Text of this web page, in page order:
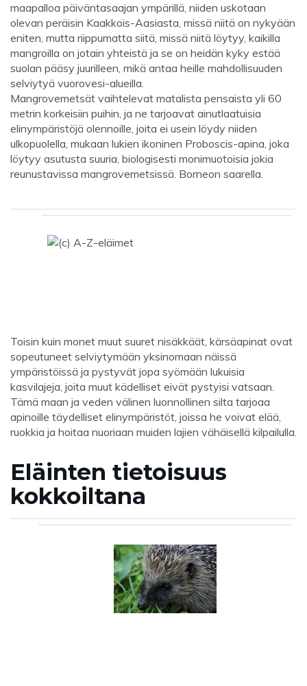
maapalloa päiväntasaajan ympärillä, niiden uskotaan
olevan peräisin Kaakkois-Aasiasta, missä niitä on nykyään
eniten, mutta riippumatta siitä, missä niitä löytyy, kaikilla
mangroilla on jotain yhteistä ja se on heidän kyky estää
suolan pääsy juurilleen, mikä antaa heille mahdollisuuden
selviytyä vuorovesi-alueilla.
Mangrovemetsät vaihtelevat matalista pensaista yli 60
metrin korkeisiin puihin, ja ne tarjoavat ainutlaatuisia
elinympäristöjä olennoille, joita ei usein löydy niiden
ulkopuolella, mukaan lukien ikoninen Proboscis-apina, joka
löytyy asutusta suuria, biologisesti monimuotoisia jokia
reunustavissa mangrovemetsissä. Borneon saarella.
Toisin kuin monet muut suuret nisäkkäät, kärsäapinat ovat
sopeutuneet selviytymään yksinomaan näissä
ympäristöissä ja pystyvät jopa syömään lukuisia
kasvilajeja, joita muut kädelliset eivät pystyisi vatsaan.
Tämä maan ja veden välinen luonnollinen silta tarjoaa
apinoille täydelliset elinympäristöt, joissa he voivat elää,
ruokkia ja hoitaa nuoriaan muiden lajien vähäisellä kilpailulla.
Eläinten tietoisuus
kokkoiltana